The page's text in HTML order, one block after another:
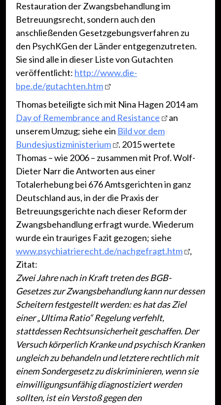
Restauration der Zwangsbehandlung im
Betreuungsrecht, sondern auch den
anschließenden Gesetzgebungsverfahren zu
den PsychKGen der Länder entgegenzutreten.
Sie sind alle in dieser Liste von Gutachten
veröffentlicht: http://www.die-
bpe.de/gutachten.htm
Thomas beteiligte sich mit Nina Hagen 2014 am
Day of Remembrance and Resistance
an
unserem Umzug; siehe ein Bild vor dem
Bundesjustizministerium
. 2015 wertete
Thomas – wie 2006 – zusammen mit Prof. Wolf-
Dieter Narr die Antworten aus einer
Totalerhebung bei 676 Amtsgerichten in ganz
Deutschland aus, in der die Praxis der
Betreuungsgerichte nach dieser Reform der
Zwangsbehandlung erfragt wurde. Wiederum
wurde ein trauriges Fazit gezogen; siehe
www.psychiatrierecht.de/nachgefragt.htm
,
Zitat:
Zwei Jahre nach in Kraft treten des BGB-
Gesetzes zur Zwangsbehandlung kann nur dessen
Scheitern festgestellt werden: es hat das Ziel
einer „Ultima Ratio“ Regelung verfehlt,
stattdessen Rechtsunsicherheit geschaffen. Der
Versuch körperlich Kranke und psychisch Kranken
ungleich zu behandeln und letztere rechtlich mit
einem Sondergesetz zu diskriminieren, wenn sie
einwilligungsunfähig diagnostiziert werden
sollten, ist ein Verstoß gegen den